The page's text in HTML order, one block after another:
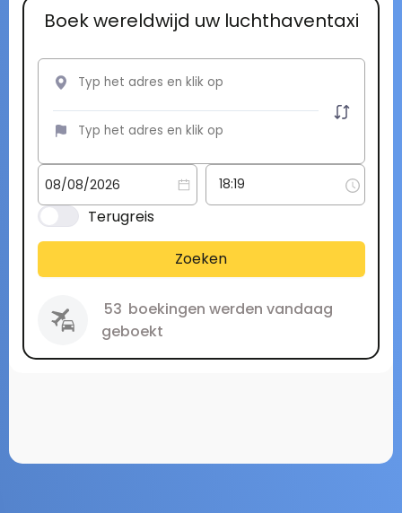
Boek wereldwijd uw luchthaventaxi
Terugreis
Zoeken
53 boekingen werden vandaag
geboekt